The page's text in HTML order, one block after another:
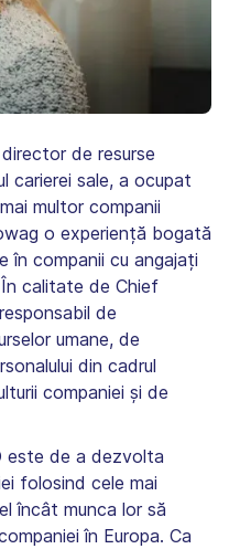
de resurse
carierei sale, a ocupat
multor companii
o experiență bogată
în companii cu angajați
calitate de Chief
de
umane, de
din cadrul
companiei și de
este de a dezvolta
folosind cele mai
încât munca lor să
în Europa. Ca